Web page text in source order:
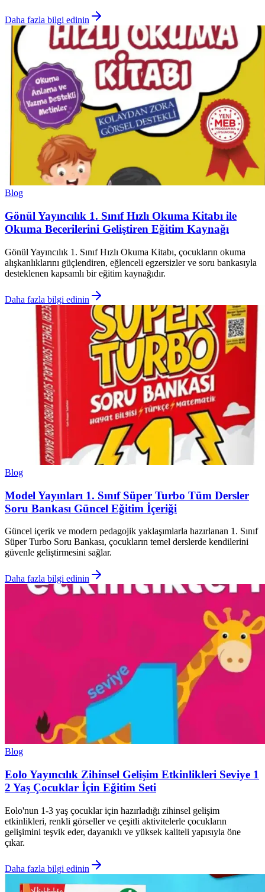
Daha fazla bilgi edinin
Blog
Gönül Yayıncılık 1. Sınıf Hızlı Okuma Kitabı ile
Okuma Becerilerini Geliştiren Eğitim Kaynağı
Gönül Yayıncılık 1. Sınıf Hızlı Okuma Kitabı, çocukların okuma
alışkanlıklarını güçlendiren, eğlenceli egzersizler ve soru bankasıyla
desteklenen kapsamlı bir eğitim kaynağıdır.
Daha fazla bilgi edinin
Blog
Model Yayınları 1. Sınıf Süper Turbo Tüm Dersler
Soru Bankası Güncel Eğitim İçeriği
Güncel içerik ve modern pedagojik yaklaşımlarla hazırlanan 1. Sınıf
Süper Turbo Soru Bankası, çocukların temel derslerde kendilerini
güvenle geliştirmesini sağlar.
Daha fazla bilgi edinin
Blog
Eolo Yayıncılık Zihinsel Gelişim Etkinlikleri Seviye 1
2 Yaş Çocuklar İçin Eğitim Seti
Eolo'nun 1-3 yaş çocuklar için hazırladığı zihinsel gelişim
etkinlikleri, renkli görseller ve çeşitli aktivitelerle çocukların
gelişimini teşvik eder, dayanıklı ve yüksek kaliteli yapısıyla öne
çıkar.
Daha fazla bilgi edinin